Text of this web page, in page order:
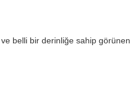
belli bir derinliğe sahip görünen